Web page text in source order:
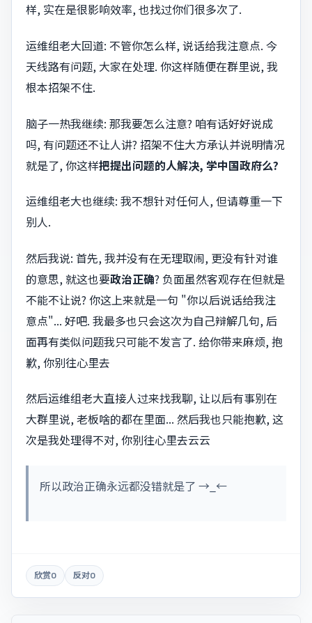
样, 实在是很影响效率, 也找过你们很多次了.
运维组老大回道: 不管你怎么样, 说话给我注意点. 今
天线路有问题, 大家在处理. 你这样随便在群里说, 我
根本招架不住.
脑子一热我继续: 那我要怎么注意? 咱有话好好说成
吗, 有问题还不让人讲? 招架不住大方承认并说明情况
就是了, 你这样把提出问题的人解决, 学中国政府么?
运维组老大也继续: 我不想针对任何人, 但请尊重一下
别人.
然后我说: 首先, 我并没有在无理取闹, 更没有针对谁
的意思, 就这也要政治正确? 负面虽然客观存在但就是
不能不让说? 你这上来就是一句 "你以后说话给我注
意点"... 好吧. 我最多也只会这次为自己辩解几句, 后
面再有类似问题我只可能不发言了. 给你带来麻烦, 抱
歉, 你别往心里去
然后运维组老大直接人过来找我聊, 让以后有事别在
大群里说, 老板啥的都在里面... 然后我也只能抱歉, 这
次是我处理得不对, 你别往心里去云云
所以政治正确永远都没错就是了 →_←
欣赏0 反对0